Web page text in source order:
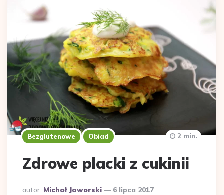
Bezglutenowe Obiad
Zdrowe placki z cukinii
Dodane
autor: Michał Jaworski 6 lipca 2017
2 min.